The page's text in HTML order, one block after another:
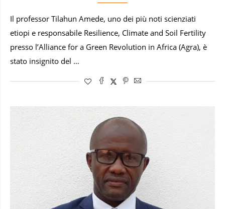
Il professor Tilahun Amede, uno dei più noti scienziati
etiopi e responsabile Resilience, Climate and Soil Fertility
presso l’Alliance for a Green Revolution in Africa (Agra), è
stato insignito del …